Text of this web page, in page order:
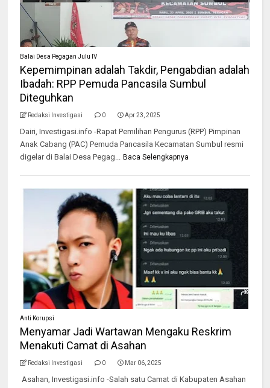
Balai Desa Pegagan Julu IV
Kepemimpinan adalah Takdir, Pengabdian adalah
Ibadah: RPP Pemuda Pancasila Sumbul
Diteguhkan
Redaksi Investigasi 0 Apr 23, 2025
Dairi, Investigasi.info -Rapat Pemilihan Pengurus (RPP) Pimpinan
Anak Cabang (PAC) Pemuda Pancasila Kecamatan Sumbul resmi
digelar di Balai Desa Pegag...
Baca Selengkapnya
Anti Korupsi
Menyamar Jadi Wartawan Mengaku Reskrim
Menakuti Camat di Asahan
Redaksi Investigasi 0 Mar 06, 2025
Asahan, Investigasi.info -Salah satu Camat di Kabupaten Asahan